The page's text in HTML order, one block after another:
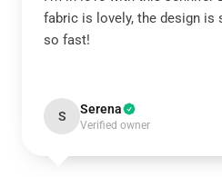
fabric is lovely, the design is
so fast!
S Serena
Verified owner